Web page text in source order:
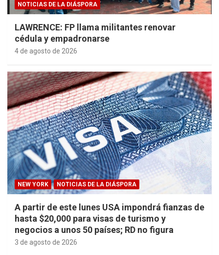
NOTICIAS DE LA DIÁSPORA
LAWRENCE: FP llama militantes renovar
cédula y empadronarse
4 de agosto de 2026
NEW YORK NOTICIAS DE LA DIÁSPORA
A partir de este lunes USA impondrá fianzas de
hasta $20,000 para visas de turismo y
negocios a unos 50 países; RD no figura
3 de agosto de 2026